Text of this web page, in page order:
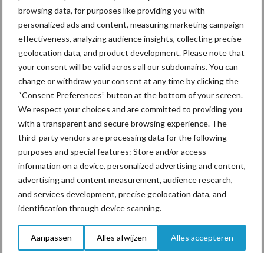
browsing data, for purposes like providing you with
personalized ads and content, measuring marketing campaign
effectiveness, analyzing audience insights, collecting precise
geolocation data, and product development. Please note that
your consent will be valid across all our subdomains. You can
change or withdraw your consent at any time by clicking the
“Consent Preferences” button at the bottom of your screen.
We respect your choices and are committed to providing you
with a transparent and secure browsing experience. The
third-party vendors are processing data for the following
purposes and special features: Store and/or access
information on a device, personalized advertising and content,
advertising and content measurement, audience research,
and services development, precise geolocation data, and
identification through device scanning.
Aanpassen Alles afwijzen Alles accepteren
Drie Franse bedrijven over
de grens van 14.000
kilogram melk
Themapagina's
Diergezondheid Bemesting Fokkerij
Bedrijfsnieuws
Ligbox &